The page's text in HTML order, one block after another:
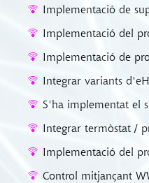
Implementació de
Implementació del
Implementació de
Integrar variants
S'ha implementat el
Integrar termòstat /
Implementació del
Control mitjançant